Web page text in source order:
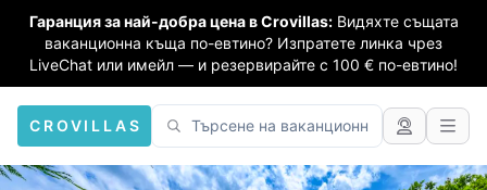
Гаранция за най-добра цена в Crovillas: Видяхте същата
ваканционна къща по-евтино? Изпратете линка чрез
LiveChat или имейл — и резервирайте с 100 € по-евтино!
CROVILLAS